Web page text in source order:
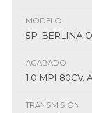
MODELO
5P. BERLINA
ACABADO
1.0 MPI 80CV.
TRANSMISIÓN